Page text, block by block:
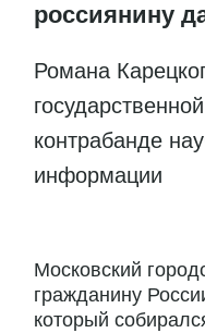
россиянину
Романа
контрабанде
информации
Московский
гражданину
который